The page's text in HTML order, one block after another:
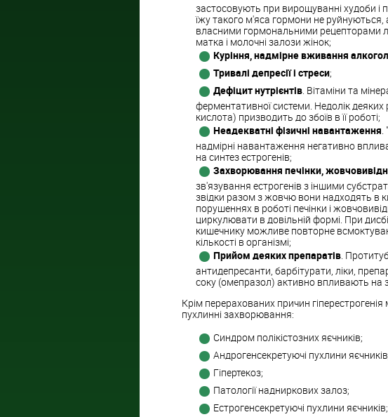
застосовують при вирощуванні худоби і
їжу такого м'яса гормони не
власними гормональними рецепторами
матка і молочні залози жінок;
Куріння, надмірне вживання
Тривалі депресії і стреси;
Дефіцит нутрієнтів. Вітаміни та
ферментативної системи. Недолік деяких
кислота) призводить до збоїв в її роботі;
Неадекватні фізичні навантаження.
надмірні навантаження негативно
на синтез естрогенів;
Захворювання печінки,
зв'язування естрогенів з іншими
звідки разом з жовчю вони надходять в
порушеннях в роботі печінки і
циркулювати в довільній формі. При
кишечнику можливе повторне
кількості в організмі;
Прийом деяких препаратів.
антидепресанти, барбітурати, ліки,
соку (омепразол) активно впливають на
Крім перерахованих причин
пухлинні захворювання:
Синдром полікістозних яєчників;
Андрогенсекретуючі пухлини
Гіпертекоз;
Патології надниркових залоз;
Естрогенсекретуючі пухлини яєчників;